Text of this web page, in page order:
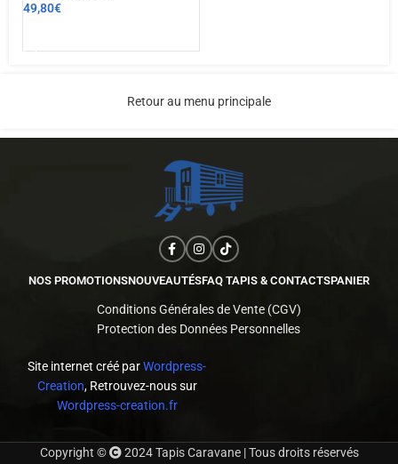
49,80€
Retour au menu principale
NOS PROMOTIONSNOUVEAUTÉSFAQ TAPIS & CONTACTSPANIER
Conditions Générales de Vente (CGV)
Protection des Données Personnelles
Site internet créé parWordpress-
Creation, Retrouvez-nous sur
Wordpress-creation.fr
Copyright © 2024 Tapis Caravane | Tous droits réservés